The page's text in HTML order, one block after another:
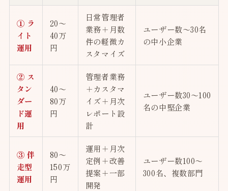
① ラ
イト
運用
20〜
40万
円
日常管理者
業務＋月数
件の軽微カ
スタマイズ
ユーザー数〜30名
の中小企業
② ス
タン
ダー
ド運
用
40〜
80万
円
管理者業務
＋カスタマ
イズ＋月次
レポート設
計
ユーザー数30〜100
名の中堅企業
③ 伴
走型
運用
80〜
150万
円
運用＋月次
定例＋改善
提案＋一部
開発
ユーザー数100〜
300名、複数部門